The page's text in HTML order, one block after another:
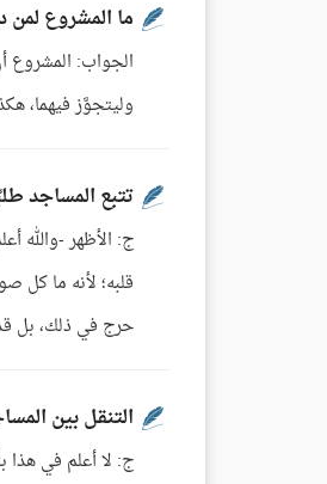
ما المشروع
الجواب: المشروع
وليتجوَّز فيهما،
تتبع المساجد
ج: الأظهر -والله
قلبه؛ لأنه ما
حرج في ذلك، بل
التنقل بين
ج: لا أعلم في هذا